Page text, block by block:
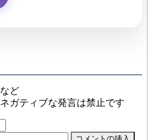
ど
ガティブな発言は禁止です